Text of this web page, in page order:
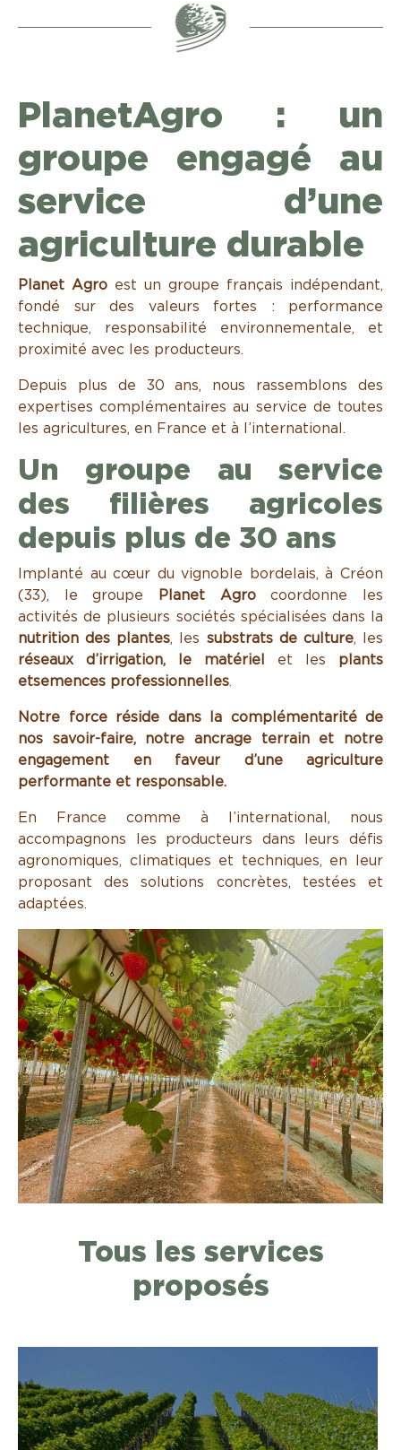
PlanetAgro : un
groupe engagé au
service d’une
agriculture durable
Planet Agro est un groupe français indépendant,
fondé sur des valeurs fortes : performance
technique, responsabilité environnementale, et
proximité avec les producteurs.
Depuis plus de 30 ans, nous rassemblons des
expertises complémentaires au service de toutes
les agricultures, en France et à l’international.
Un groupe au service
des filières agricoles
depuis plus de 30 ans
Implanté au cœur du vignoble bordelais, à Créon
(33), le groupe
Planet Agrocoordonne les
activités de plusieurs sociétés spécialisées dans la
nutrition des plantes, les substrats de culture, les
réseaux d’irrigation, le matériel
et les plants
etsemences professionnelles.
Notre force réside dans la complémentarité de
nos savoir-faire, notre ancrage terrain et notre
engagement en faveur d’une agriculture
performante et responsable.
En France comme à l’international, nous
accompagnons les producteurs dans leurs défis
agronomiques, climatiques et techniques, en leur
proposant des solutions concrètes, testées et
adaptées.
Tous les services
proposés